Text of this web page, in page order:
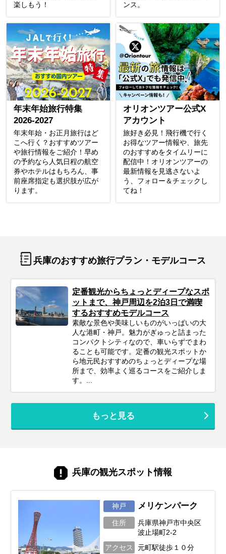
楽しもう！
ンス。
年末年始旅行特集
2026-2027
年末年始・お正月旅行はど
こへ行く？おすすめツアー
や旅行情報をご紹介！早め
の予約なら人気日程の航空
券やホテルはもちろん、事
前座席指定も選択肢が広が
ります。
オリオンツアー公式X
アカウント
旅好き必見！飛行機で行く
お得なツアー情報や、旅先
のおすすめをタイムリーに
配信中！オリオンツアーの
最新情報を見逃さないよ
う、フォロー＆チェックし
てね！
兵庫のおすすめ旅行プラン・モデルコース
定番観光からちょっとディープなスポ
ットまで、神戸周辺を2泊3日で満喫
するおすすめモデルコース
素敵な景色や美味しいものがいっぱいの大
人な港町・神戸。魅力がぎゅっと詰まった
コンパクトシティなので、車いらずでまわ
ることも可能です。定番の観光スポットか
ら地元民おすすめのちょっとディープな場
所まで、効率よく巡るコースをご紹介しま
す。...
もっと見る
兵庫の観光スポット情報
神戸 メリケンパーク
住所
兵庫県神戸市中央区
波止場町2-2
アクセス
元町駅徒歩１０分